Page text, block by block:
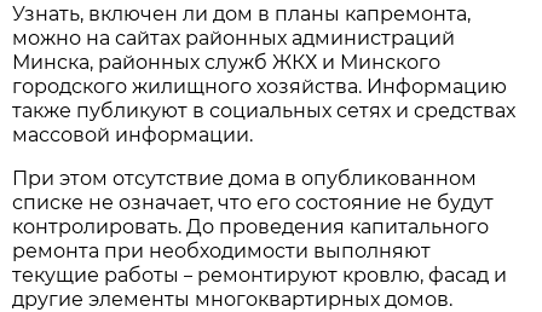
Узнать, включен ли дом в планы капремонта,
можно на сайтах районных администраций
Минска, районных служб ЖКХ и Минского
городского жилищного хозяйства. Информацию
также публикуют в социальных сетях и средствах
массовой информации.
При этом отсутствие дома в опубликованном
списке не означает, что его состояние не будут
контролировать. До проведения капитального
ремонта при необходимости выполняют
текущие работы– ремонтируют кровлю, фасад и
другие элементы многоквартирных домов.